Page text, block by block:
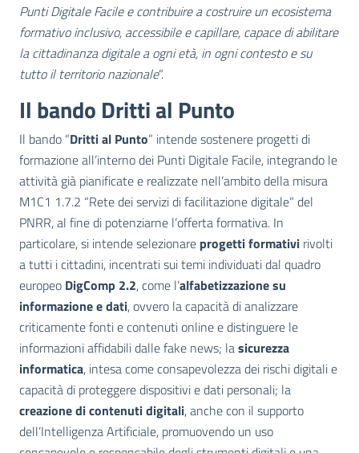
Punti Digitale Facile e contribuire a costruire un ecosistema
formativo inclusivo, accessibile e capillare, capace di abilitare
la cittadinanza digitale a ogni età, in ogni contesto e su
tutto il territorio nazionale“.
Il bando Dritti al Punto
Il bando “Dritti al Punto” intende sostenere progetti di
formazione all’interno dei Punti Digitale Facile, integrando le
attività già pianificate e realizzate nell’ambito della misura
M1C1 1.7.2 “Rete dei servizi di facilitazione digitale” del
PNRR, al fine di potenziarne l’offerta formativa. In
particolare, si intende selezionare progetti formativi rivolti
a tutti i cittadini, incentrati sui temi individuati dal quadro
europeo DigComp 2.2, come l’alfabetizzazione su
informazione e dati, ovvero la capacità di analizzare
criticamente fonti e contenuti online e distinguere le
informazioni affidabili dalle fake news; lasicurezza
informatica, intesa come consapevolezza dei rischi digitali e
capacità di proteggere dispositivi e dati personali; la
creazione di contenuti digitali, anche con il supporto
dell’Intelligenza Artificiale, promuovendo un uso